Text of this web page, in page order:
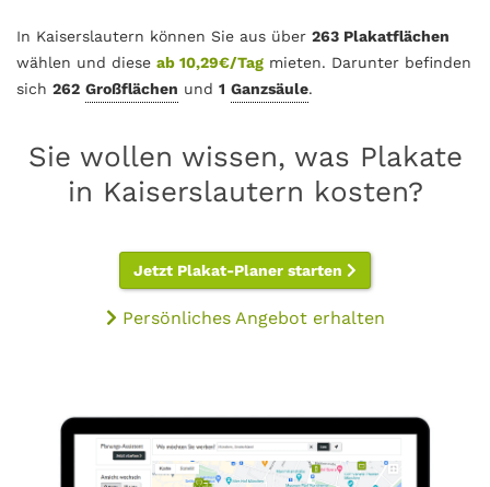
In Kaiserslautern können Sie aus über 263 Plakatflächen
wählen und diese ab 10,29€/Tag mieten. Darunter befinden
sich 262 Großflächen und 1 Ganzsäule.
Sie wollen wissen, was Plakate
in Kaiserslautern kosten?
Jetzt Plakat-Planer starten
Persönliches Angebot erhalten